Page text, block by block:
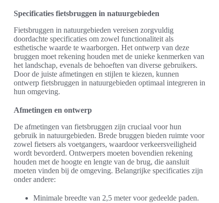
Specificaties fietsbruggen in natuurgebieden
Fietsbruggen in natuurgebieden vereisen zorgvuldig
doordachte specificaties om zowel functionaliteit als
esthetische waarde te waarborgen. Het ontwerp van deze
bruggen moet rekening houden met de unieke kenmerken van
het landschap, evenals de behoeften van diverse gebruikers.
Door de juiste afmetingen en stijlen te kiezen, kunnen
ontwerp fietsbruggen in natuurgebieden optimaal integreren in
hun omgeving.
Afmetingen en ontwerp
De afmetingen van fietsbruggen zijn cruciaal voor hun
gebruik in natuurgebieden. Brede bruggen bieden ruimte voor
zowel fietsers als voetgangers, waardoor verkeersveiligheid
wordt bevorderd. Ontwerpers moeten bovendien rekening
houden met de hoogte en lengte van de brug, die aansluit
moeten vinden bij de omgeving. Belangrijke specificaties zijn
onder andere:
Minimale breedte van 2,5 meter voor gedeelde paden.